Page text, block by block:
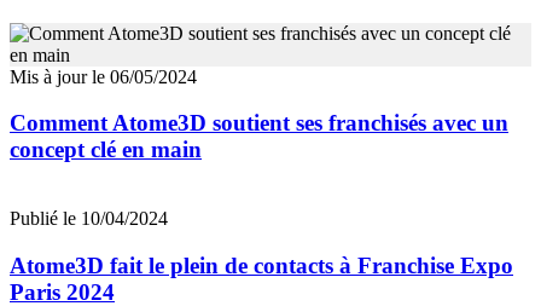
Mis à jour le 06/05/2024
Comment Atome3D soutient ses franchisés avec un
concept clé en main
Publié le 10/04/2024
Atome3D fait le plein de contacts à Franchise Expo
Paris 2024